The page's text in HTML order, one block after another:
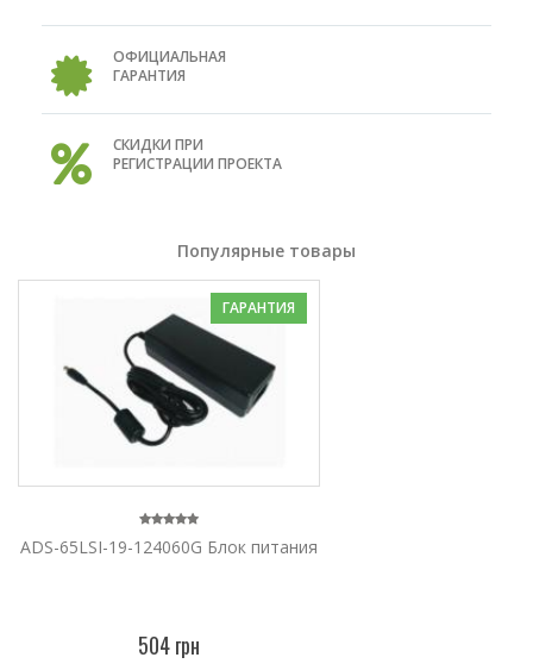
ОФИЦИАЛЬНАЯ
ГАРАНТИЯ
СКИДКИ ПРИ
РЕГИСТРАЦИИ ПРОЕКТА
Популярные товары
ГАРАНТИЯ
ADS-65LSI-19-124060G Блок питания
504 грн